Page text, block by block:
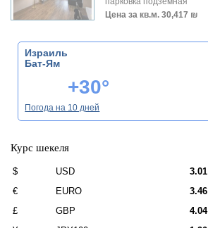
Цена за кв.м. 30,417 ₪
Израиль
Бат-Ям
+30°
Погода на 10 дней
Курс шекеля
$ USD
3.01
€
EURO
3.46
£
GBP
4.04